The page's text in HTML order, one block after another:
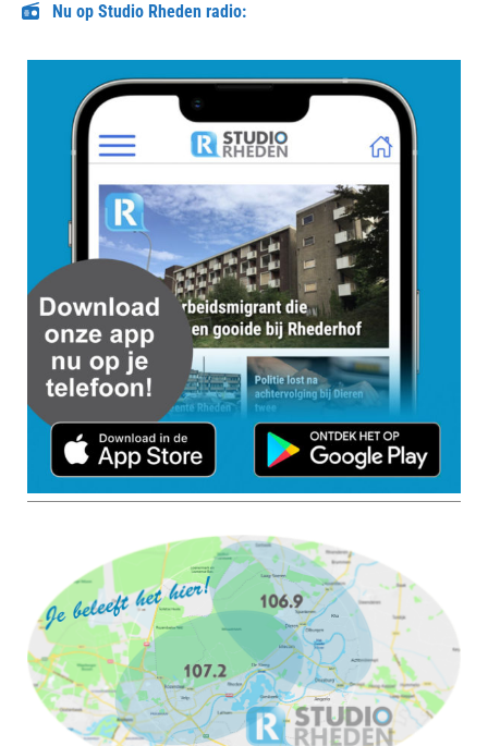
Nu op Studio Rheden radio: